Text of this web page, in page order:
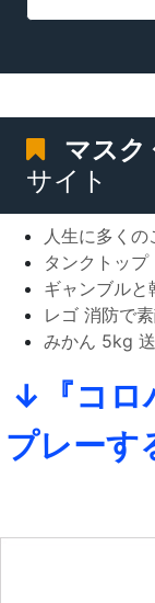
マスク
サイト
人生に多くの
タンクトッ
ギャンブルと
レゴ 消防で
みかん 5kg
↓『コロ
プレーす